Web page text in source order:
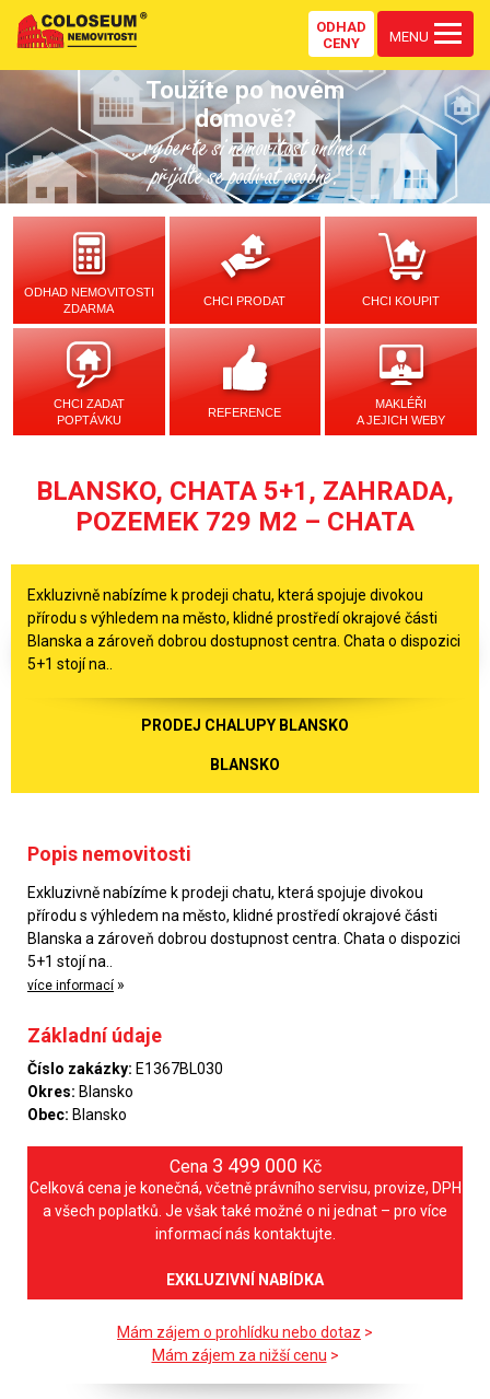
ODHAD
CENY
MENU
Toužíte po novém
domově?
...vyberte si nemovitost online a
přijďte se podívat osobně.
ODHAD NEMOVITOSTI
ZDARMA
CHCI PRODAT CHCI KOUPIT
CHCI ZADAT
POPTÁVKU
REFERENCE
MAKLÉŘI
A JEJICH WEBY
BLANSKO, CHATA 5+1, ZAHRADA,
POZEMEK 729 M2 – CHATA
Exkluzivně nabízíme k prodeji chatu, která spojuje divokou
přírodu s výhledem na město, klidné prostředí okrajové části
Blanska a zároveň dobrou dostupnost centra. Chata o dispozici
5+1 stojí na..
PRODEJ CHALUPY BLANSKO
BLANSKO
Popis nemovitosti
Exkluzivně nabízíme k prodeji chatu, která spojuje divokou
přírodu s výhledem na město, klidné prostředí okrajové části
Blanska a zároveň dobrou dostupnost centra. Chata o dispozici
5+1 stojí na..
více informací »
Základní údaje
Číslo zakázky: E1367BL030
Okres: Blansko
Obec: Blansko
Cena 3 499 000 Kč
Celková cena je konečná, včetně právního servisu, provize, DPH
a všech poplatků. Je však také možné o ni jednat – pro více
informací nás kontaktujte.
EXKLUZIVNÍ NABÍDKA
Mám zájem o prohlídku nebo dotaz >
Mám zájem za nižší cenu >